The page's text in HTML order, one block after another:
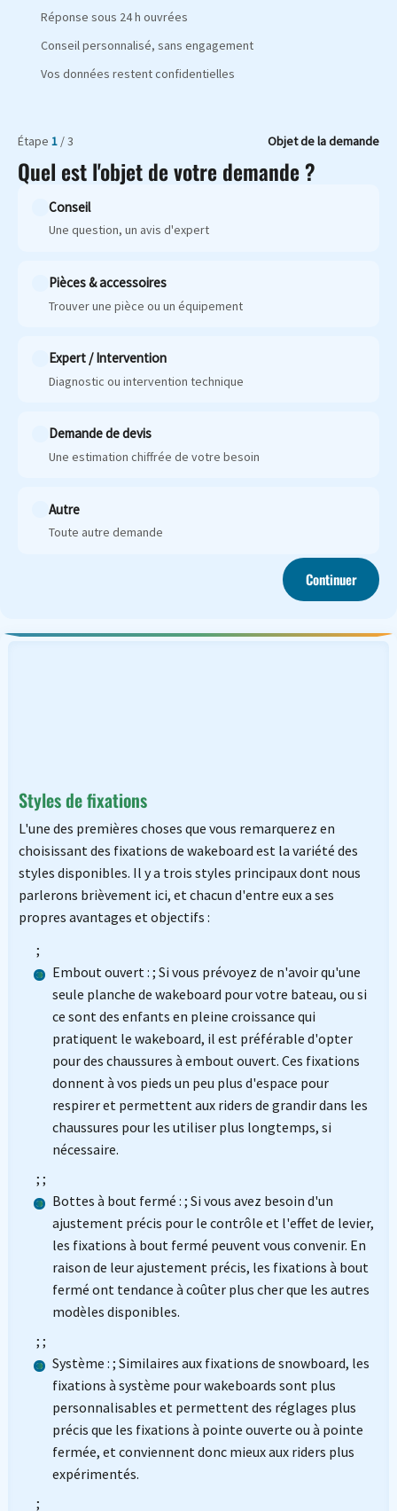
Réponse sous 24 h ouvrées
Conseil personnalisé, sans engagement
Vos données restent confidentielles
Étape 1 / 3 Objet de la demande
Quel est l'objet de votre demande ?
Conseil
Une question, un avis d'expert
Pièces & accessoires
Trouver une pièce ou un équipement
Expert / Intervention
Diagnostic ou intervention technique
Demande de devis
Une estimation chiffrée de votre besoin
Autre
Toute autre demande
Continuer
Styles de fixations
L'une des premières choses que vous remarquerez en
choisissant des fixations de wakeboard est la variété des
styles disponibles. Il y a trois styles principaux dont nous
parlerons brièvement ici, et chacun d'entre eux a ses
propres avantages et objectifs :
;
Embout ouvert : ; Si vous prévoyez de n'avoir qu'une
seule planche de wakeboard pour votre bateau, ou si
ce sont des enfants en pleine croissance qui
pratiquent le wakeboard, il est préférable d'opter
pour des chaussures à embout ouvert. Ces fixations
donnent à vos pieds un peu plus d'espace pour
respirer et permettent aux riders de grandir dans les
chaussures pour les utiliser plus longtemps, si
nécessaire.
; ;
Bottes à bout fermé : ; Si vous avez besoin d'un
ajustement précis pour le contrôle et l'effet de levier,
les fixations à bout fermé peuvent vous convenir. En
raison de leur ajustement précis, les fixations à bout
fermé ont tendance à coûter plus cher que les autres
modèles disponibles.
; ;
Système : ; Similaires aux fixations de snowboard, les
fixations à système pour wakeboards sont plus
personnalisables et permettent des réglages plus
précis que les fixations à pointe ouverte ou à pointe
fermée, et conviennent donc mieux aux riders plus
expérimentés.
;